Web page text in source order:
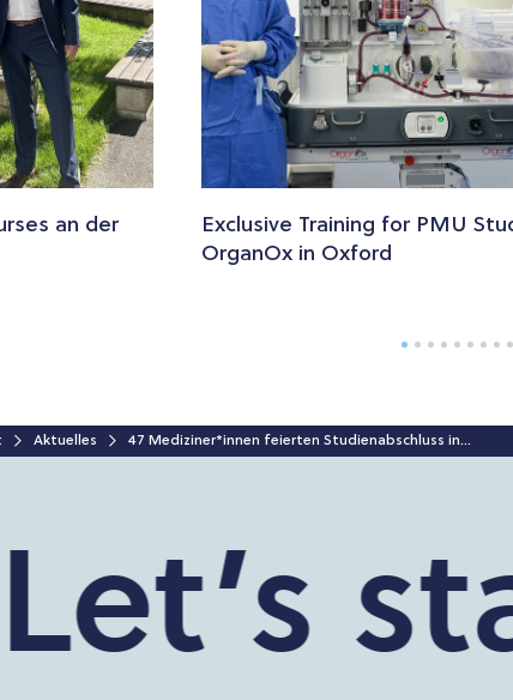
an der
Exclusive Training for PMU
OrganOx in Oxford
Aktuelles 47 Mediziner*innen feierten Studienabschluss in...